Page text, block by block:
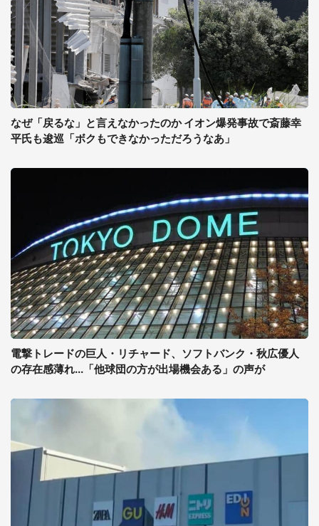
なぜ「戻るな」と言えなかったのか イオン爆発事故で斎藤幸
平氏も逡巡「ボクもできなかっただろうなあ」
電撃トレードの巨人・リチャード、ソフトバンク・秋広優人
の存在感薄れ...「他球団の方が出場機会ある」の声が